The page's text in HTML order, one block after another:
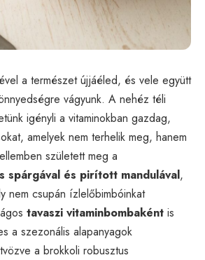
a természet újjáéled, és vele együtt
vágyunk. A nehéz téli
igényli a vitaminokban gazdag,
amelyek nem terhelik meg, hanem
született meg a
spárgával és pirított mandulával,
nem csupán ízlelőbimbóinkat
tavaszi vitaminbombaként is
a szezonális alapanyagok
a brokkoli robusztus